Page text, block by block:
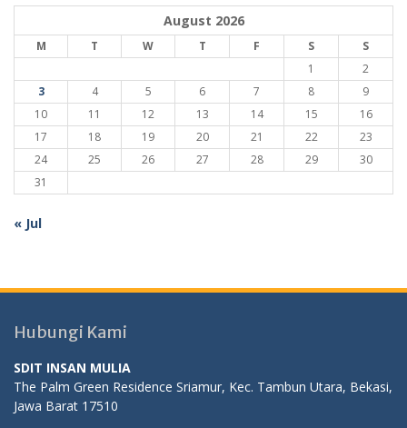
August 2026
M T W T F S
S
1
2
3
4 5 6 7 8
9
10
11 12 13 14 15
16
17
18 19 20 21 22
23
24
25 26 27 28 29
30
31
« Jul
Hubungi Kami
SDIT INSAN MULIA
The Palm Green Residence Sriamur, Kec. Tambun Utara, Bekasi,
Jawa Barat 17510